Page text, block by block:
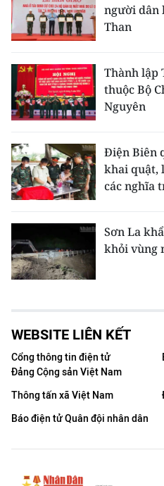
người dân
Than
Thành lập
thuộc Bộ
Nguyên
Điện Biên
khai quật,
các nghĩa
Sơn La
khỏi vùng
WEBSITE LIÊN KẾT
Cổng thông tin điện tử
Đảng Cộng sản Việt Nam
Thông tấn xã Việt Nam
Báo điện tử Quân đội nhân dân